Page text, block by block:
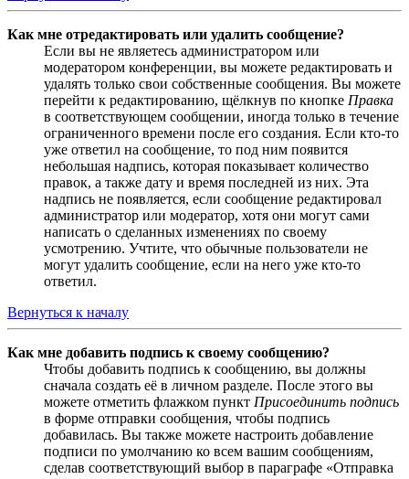
Как мне отредактировать или удалить сообщение?
Если вы не являетесь администратором или
модератором конференции, вы можете редактировать и
удалять только свои собственные сообщения. Вы можете
перейти к редактированию, щёлкнув по кнопке Правка
в соответствующем сообщении, иногда только в течение
ограниченного времени после его создания. Если кто-то
уже ответил на сообщение, то под ним появится
небольшая надпись, которая показывает количество
правок, а также дату и время последней из них. Эта
надпись не появляется, если сообщение редактировал
администратор или модератор, хотя они могут сами
написать о сделанных изменениях по своему
усмотрению. Учтите, что обычные пользователи не
могут удалить сообщение, если на него уже кто-то
ответил.
Вернуться к началу
Как мне добавить подпись к своему сообщению?
Чтобы добавить подпись к сообщению, вы должны
сначала создать её в личном разделе. После этого вы
можете отметить флажком пункт Присоединить подпись
в форме отправки сообщения, чтобы подпись
добавилась. Вы также можете настроить добавление
подписи по умолчанию ко всем вашим сообщениям,
сделав соответствующий выбор в параграфе «Отправка